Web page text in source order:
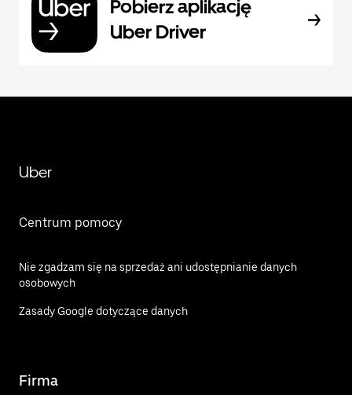
Pobierz aplikację
Uber Driver
Uber
Centrum pomocy
Nie zgadzam się na sprzedaż ani udostępnianie danych
osobowych
Zasady Google dotyczące danych
Firma